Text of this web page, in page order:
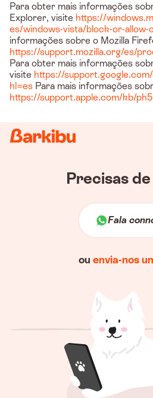
Para obter mais informações
Explorer, visite https://
es/windows-vista/block-or-allow-
informações sobre o Mozilla
https://support.mozilla.org/es/
Para obter mais informações
visite https://
hl=es Para mais informações
https://support.apple.com/kb/
Precisas
Fala
ou envia-nos